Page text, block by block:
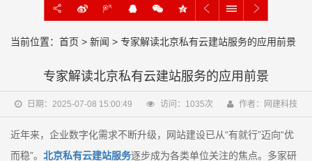
当前位置： 首页 > 新闻 > 专家解读北京私有云建站服务的应用前景
专家解读北京私有云建站服务的应用前景
日期：2025-07-08 15:00:49 访问： 1035次 作者：网建科技
近年来，企业数字化需求不断升级，网站建设已从“有就行”迈向“优
而稳”。 北京私有云建站服务逐步成为各类单位关注的焦点。多家研